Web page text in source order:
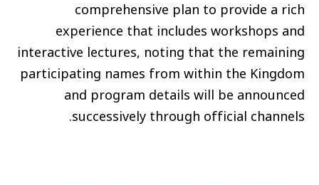
comprehensive plan to provide a rich
experience that includes workshops and
interactive lectures, noting that the remaining
participating names from within the Kingdom
and program details will be announced
successively through official channels.